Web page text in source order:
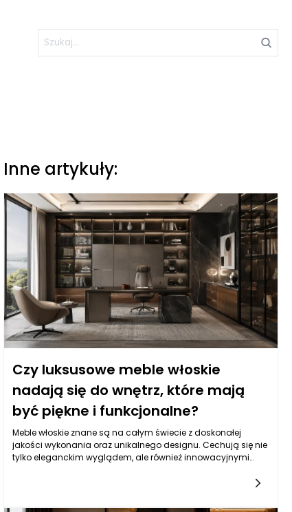
Inne artykuły:
Czy luksusowe meble włoskie
nadają się do wnętrz, które mają
być piękne i funkcjonalne?
Meble włoskie znane są na całym świecie z doskonałej
jakości wykonania oraz unikalnego designu. Cechują się nie
tylko eleganckim wyglądem, ale również innowacyjnymi
we Włoszech, często wykorzystują najwyższej jakości